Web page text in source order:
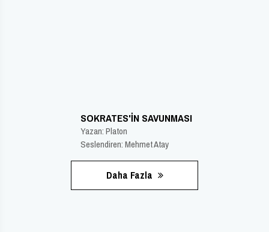
SOKRATES'IN SAVUNMASI
Yazan: Platon
Seslendiren: Mehmet Atay
Daha Fazla